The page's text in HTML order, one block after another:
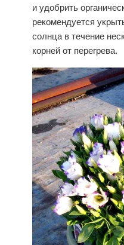
и удобрить
рекомендуется
солнца в течение
корней от перегрева.